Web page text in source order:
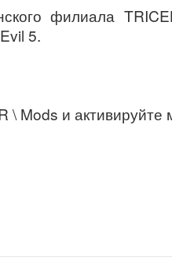
филиала
5.
\ Mods и активируйте